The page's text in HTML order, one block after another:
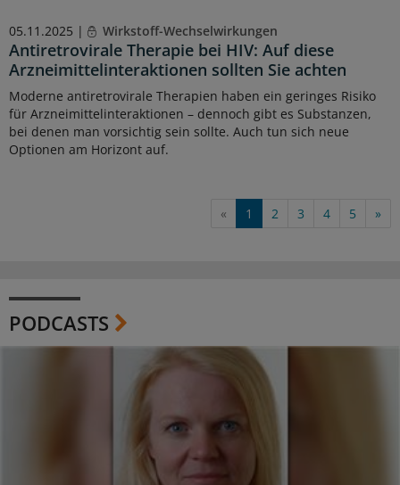
05.11.2025 | Wirkstoff-Wechselwirkungen
Antiretrovirale Therapie bei HIV: Auf diese
Arzneimittelinteraktionen sollten Sie achten
Moderne antiretrovirale Therapien haben ein geringes Risiko
für Arzneimittelinteraktionen – dennoch gibt es Substanzen,
bei denen man vorsichtig sein sollte. Auch tun sich neue
Optionen am Horizont auf.
« 1 2 3 4 5 »
PODCASTS